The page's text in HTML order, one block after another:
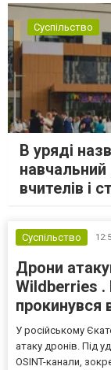
Суспільство
В уряді
навчальний
вчителів і
Суспільство
Дрони
Wildberries .
прокинувся
У російському
атаку дронів. Під
OSINT-канали,